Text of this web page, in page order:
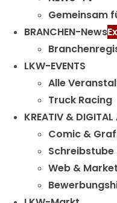
Gemeinsam
BRANCHEN-News
LKW-EVENTS
Alle
Truck Racing
KREATIV & DIGITAL
Comic &
Web &